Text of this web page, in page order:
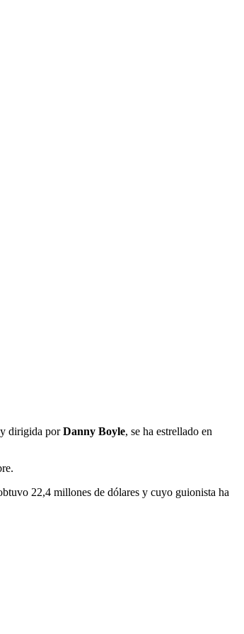
y dirigida porDanny Boyle, se ha estrellado en
22,4 millones de dólares y cuyo guionista ha